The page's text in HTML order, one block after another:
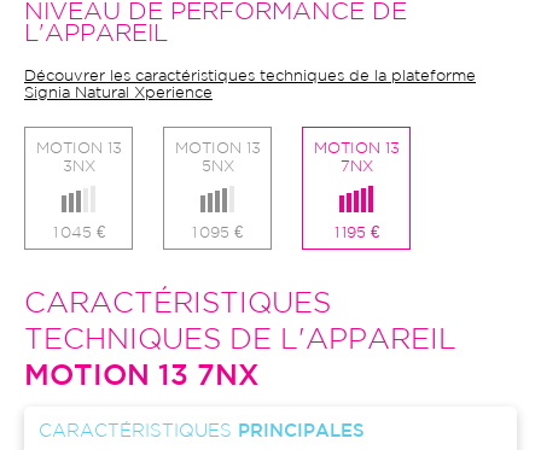
NIVEAU DE PERFORMANCE DE
L'APPAREIL
Découvrer les caractéristiques techniques de la plateforme
Signia Natural Xperience
MOTION 13
3NX
1 045 €
MOTION 13
5NX
1 095 €
MOTION 13
7NX
1 195 €
CARACTÉRISTIQUES
TECHNIQUES DE L'APPAREIL
MOTION 13 7NX
CARACTÉRISTIQUES PRINCIPALES